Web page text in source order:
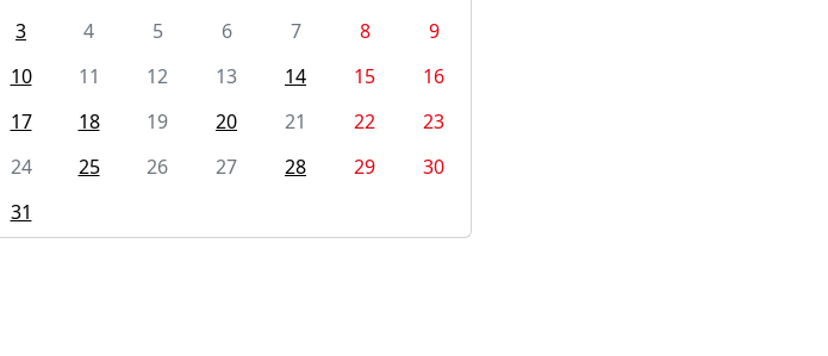
3
4 5 6 7 8
9
10
11 12 13 14 15
16
17
18 19 20 21 22
23
24
25 26 27 28 29
30
31